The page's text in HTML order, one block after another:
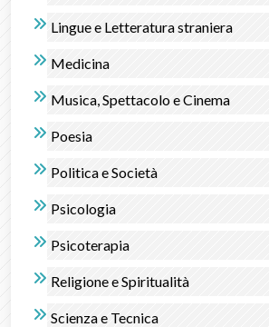
Lingue e Letteratura straniera
Medicina
Musica, Spettacolo e Cinema
Poesia
Politica e Società
Psicologia
Psicoterapia
Religione e Spiritualità
Scienza e Tecnica